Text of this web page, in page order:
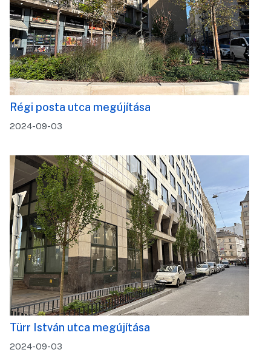
Régi posta utca megújítása
2024-09-03
Türr István utca megújítása
2024-09-03